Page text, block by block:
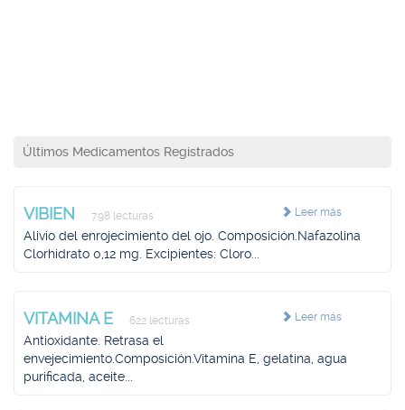
Últimos Medicamentos Registrados
Leer más
VIBIEN 798 lecturas
Alivio del enrojecimiento del ojo. Composición.Nafazolina
Clorhidrato 0,12 mg. Excipientes: Cloro...
Leer más
VITAMINA E 622 lecturas
Antioxidante. Retrasa el
envejecimiento.Composición.Vitamina E, gelatina, agua
purificada, aceite...